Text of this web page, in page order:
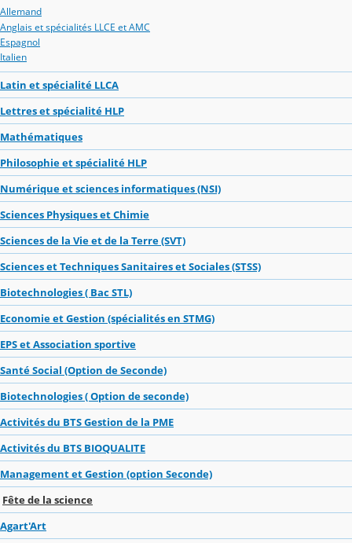
Allemand
Anglais et spécialités LLCE et AMC
Espagnol
Italien
Latin et spécialité LLCA
Lettres et spécialité HLP
Mathématiques
Philosophie et spécialité HLP
Numérique et sciences informatiques (NSI)
Sciences Physiques et Chimie
Sciences de la Vie et de la Terre (SVT)
Sciences et Techniques Sanitaires et Sociales (STSS)
Biotechnologies ( Bac STL)
Economie et Gestion (spécialités en STMG)
EPS et Association sportive
Santé Social (Option de Seconde)
Biotechnologies ( Option de seconde)
Activités du BTS Gestion de la PME
Activités du BTS BIOQUALITE
Management et Gestion (option Seconde)
Fête de la science
Agart'Art